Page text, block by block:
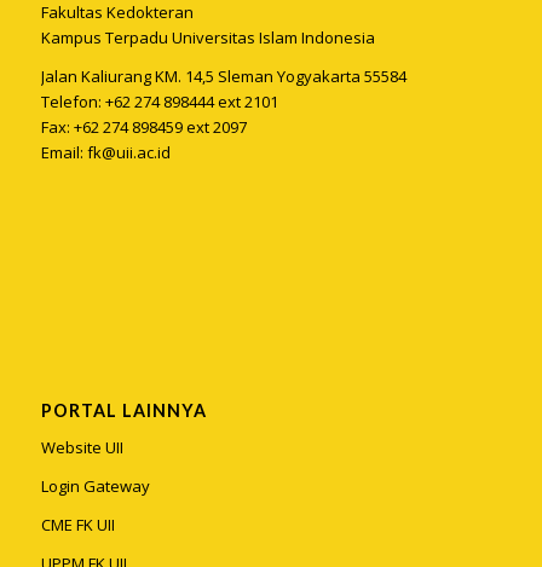
Fakultas Kedokteran
Kampus Terpadu Universitas Islam Indonesia
Jalan Kaliurang KM. 14,5 Sleman Yogyakarta 55584
Telefon: +62 274 898444 ext 2101
Fax: +62 274 898459 ext 2097
Email: fk@uii.ac.id
PORTAL LAINNYA
Website UII
Login Gateway
CME FK UII